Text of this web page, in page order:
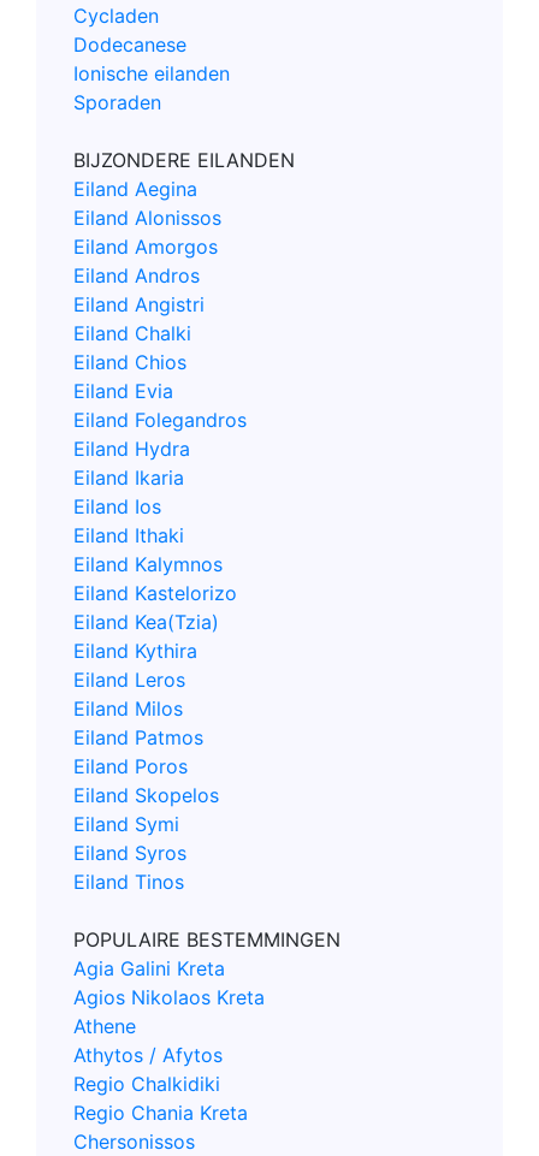
Cycladen
Dodecanese
Ionische eilanden
Sporaden
BIJZONDERE EILANDEN
Eiland Aegina
Eiland Alonissos
Eiland Amorgos
Eiland Andros
Eiland Angistri
Eiland Chalki
Eiland Chios
Eiland Evia
Eiland Folegandros
Eiland Hydra
Eiland Ikaria
Eiland Ios
Eiland Ithaki
Eiland Kalymnos
Eiland Kastelorizo
Eiland Kea(Tzia)
Eiland Kythira
Eiland Leros
Eiland Milos
Eiland Patmos
Eiland Poros
Eiland Skopelos
Eiland Symi
Eiland Syros
Eiland Tinos
POPULAIRE BESTEMMINGEN
Agia Galini Kreta
Agios Nikolaos Kreta
Athene
Athytos / Afytos
Regio Chalkidiki
Regio Chania Kreta
Chersonissos